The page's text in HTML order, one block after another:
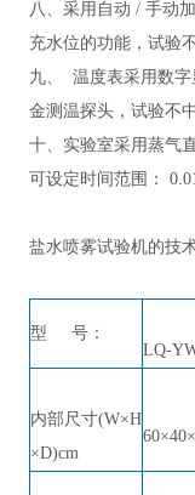
八、采用自动 / 手动
充水位的功能，试验
九、
温度表采用数字
金测温探头，试验不
十、实验室采用蒸气
可设定时间范围：
盐水喷雾试验机的技
型 号：
LQ-
内部尺寸(W×H
×D)cm